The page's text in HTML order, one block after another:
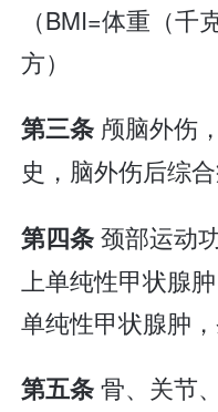
（BMI=体重（
方）
第三条 颅脑外伤
史，脑外伤后综合
第四条颈部运动
上单纯性甲状腺
单纯性甲状腺肿，
第五条骨、关节